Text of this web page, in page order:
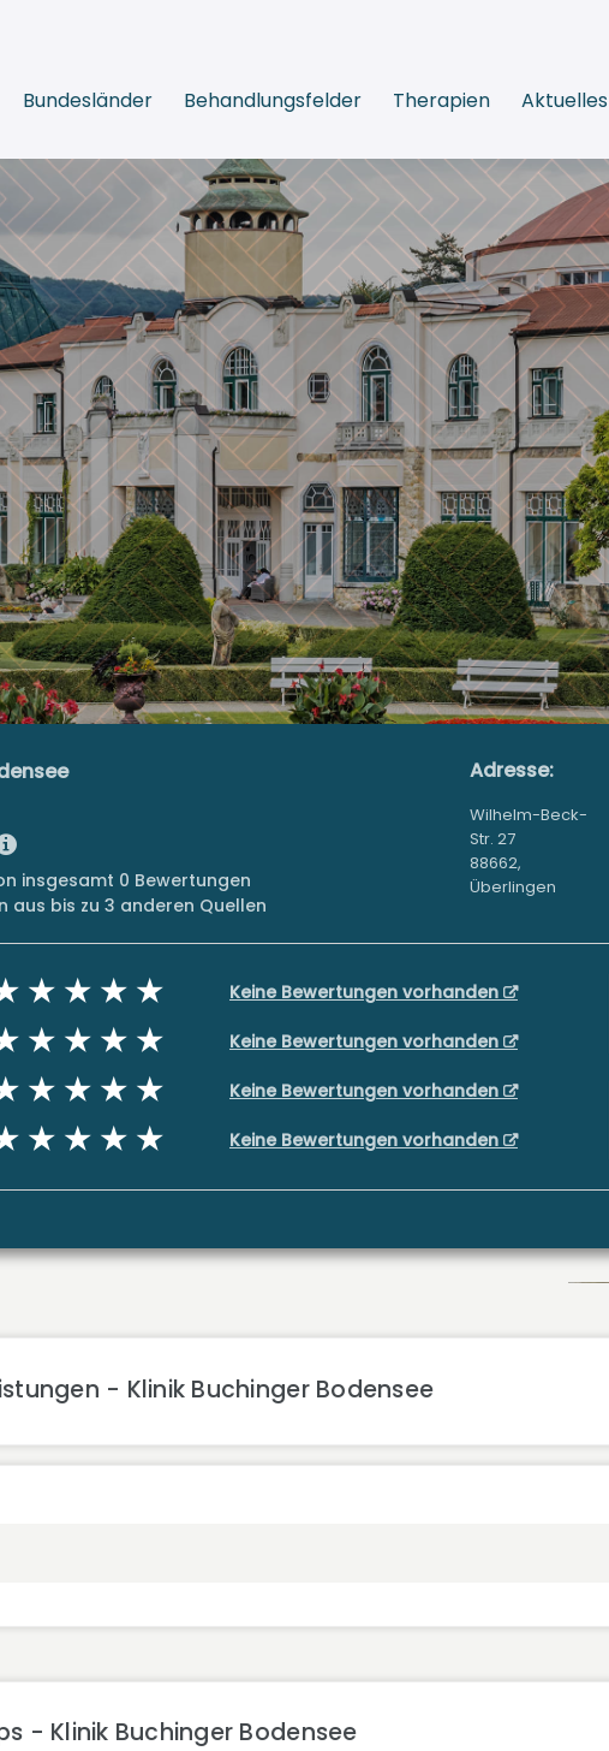
Bundesländer Behandlungsfelder Therapien Aktuelles
insgesamt 0 Bewertungen
aus bis zu 3 anderen Quellen
Adresse:
Wilhelm-Beck-
Str. 27
88662,
Überlingen
Keine Bewertungen vorhanden
Keine Bewertungen vorhanden
Keine Bewertungen vorhanden
Keine Bewertungen vorhanden
- Klinik Buchinger Bodensee
- Klinik Buchinger Bodensee